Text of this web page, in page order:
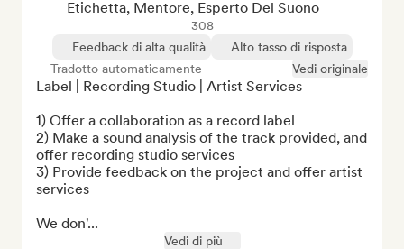
Etichetta, Mentore, Esperto Del Suono
308
Feedback di alta qualità
Alto tasso di risposta
Tradotto automaticamente
Vedi originale
Label | Recording Studio | Artist Services
1) Offer a collaboration as a record label
2) Make a sound analysis of the track provided, and
offer recording studio services
3) Provide feedback on the project and offer artist
services
We don'...
Vedi di più